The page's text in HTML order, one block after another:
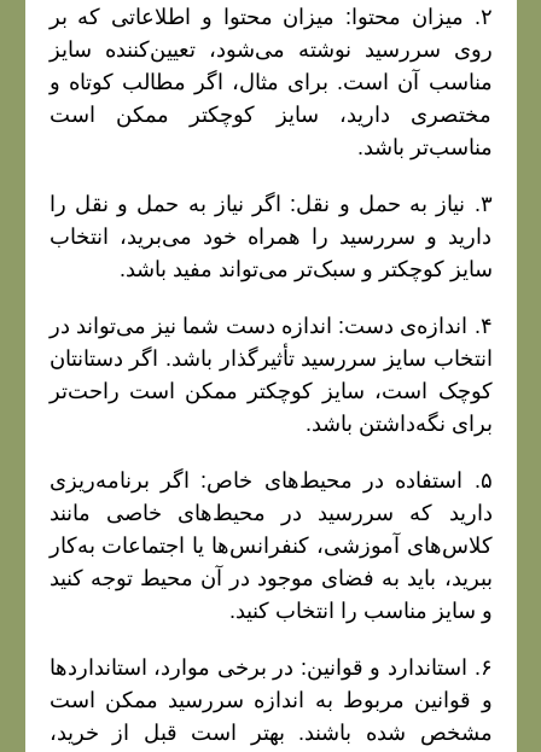
۲. میزان محتوا: میزان محتوا و اطلاعاتی که بر
روی سررسید نوشته می‌شود، تعیین‌کننده سایز
مناسب آن است. برای مثال، اگر مطالب کوتاه و
مختصری دارید، سایز کوچکتر ممکن است
مناسب‌تر باشد.
۳. نیاز به حمل و نقل: اگر نیاز به حمل و نقل را
دارید و سررسید را همراه خود می‌برید، انتخاب
سایز کوچکتر و سبک‌تر می‌تواند مفید باشد.
۴. اندازه‌ی دست: اندازه دست شما نیز می‌تواند در
انتخاب سایز سررسید تأثیرگذار باشد. اگر دستانتان
کوچک است، سایز کوچکتر ممکن است راحت‌تر
برای نگه‌داشتن باشد.
۵. استفاده در محیط‌های خاص: اگر برنامه‌ریزی
دارید که سررسید در محیط‌های خاصی مانند
کلاس‌های آموزشی، کنفرانس‌ها یا اجتماعات به‌کار
ببرید، باید به فضای موجود در آن محیط توجه کنید
و سایز مناسب را انتخاب کنید.
۶. استاندارد و قوانین: در برخی موارد، استانداردها
و قوانین مربوط به اندازه سررسید ممکن است
مشخص شده باشند. بهتر است قبل از خرید،